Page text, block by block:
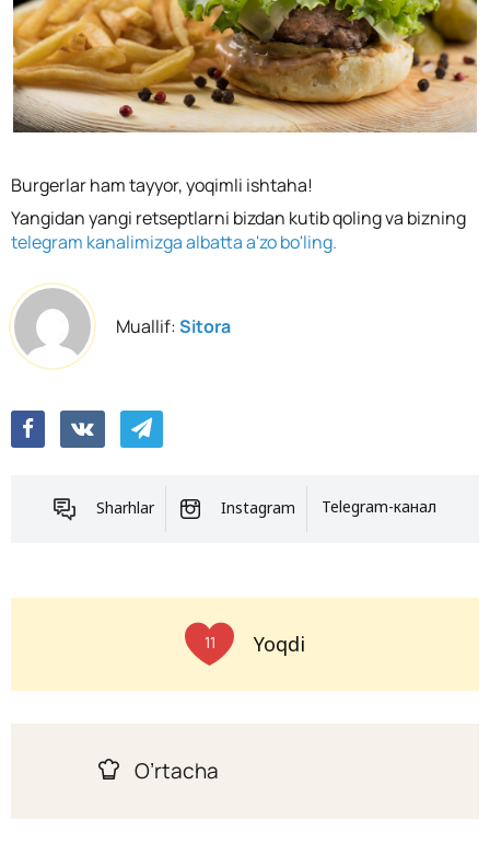
Burgerlar ham tayyor, yoqimli ishtaha!
Yangidan yangi retseptlarni bizdan kutib qoling va bizning
telegram kanalimizga albatta a'zo bo'ling.
Muallif:Sitora
Sharhlar Instagram Telegram-канал
11 Yoqdi
O’rtacha